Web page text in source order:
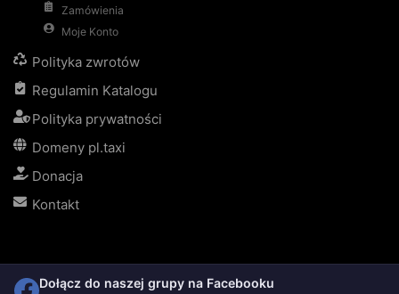
Zamówienia
Moje Konto
Polityka zwrotów
Regulamin Katalogu
Polityka prywatności
Domeny pl.taxi
Donacja
Kontakt
Dołącz do naszej grupy na Facebooku